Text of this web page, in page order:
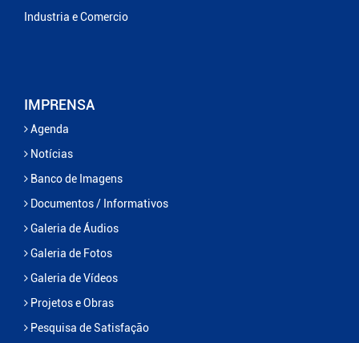
Industria e Comercio
IMPRENSA
Agenda
Notícias
Banco de Imagens
Documentos / Informativos
Galeria de Áudios
Galeria de Fotos
Galeria de Vídeos
Projetos e Obras
Pesquisa de Satisfação